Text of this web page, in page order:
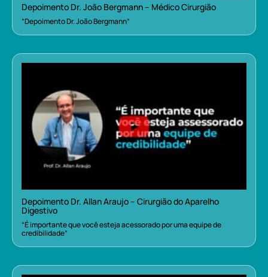
Depoimento Dr. João Bergmann – Médico Cirurgião
“Depoimento Dr. João Bergmann”
Depoimento Dr. Allan Araujo – Cirurgião do Aparelho
Digestivo
“É importante que você esteja acessorado por uma equipe de
credibilidade”